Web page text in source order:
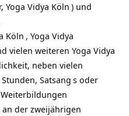
Yoga Vidya Köln ) und
Köln , Yoga Vidya
vielen weiteren Yoga Vidya
neben vielen
Satsang s oder
an der zweijährigen